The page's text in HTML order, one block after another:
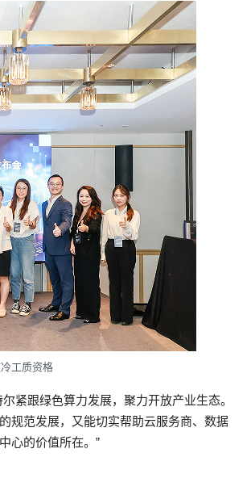
工质资格
紧跟绿色算力发展，聚力开放产业生态。
规范发展，又能切实帮助云服务商、数据
心的价值所在。”